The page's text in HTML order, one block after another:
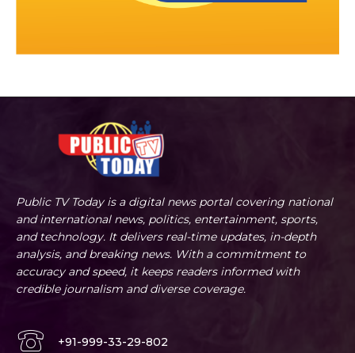
Public TV Today is a digital news portal covering national
and international news, politics, entertainment, sports,
and technology. It delivers real-time updates, in-depth
analysis, and breaking news. With a commitment to
accuracy and speed, it keeps readers informed with
credible journalism and diverse coverage.
+91-999-33-29-802